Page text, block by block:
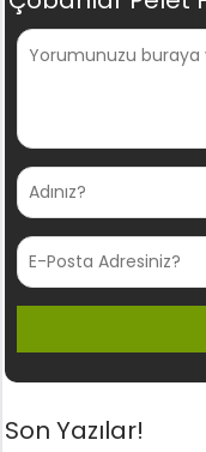
Son Yazılar!